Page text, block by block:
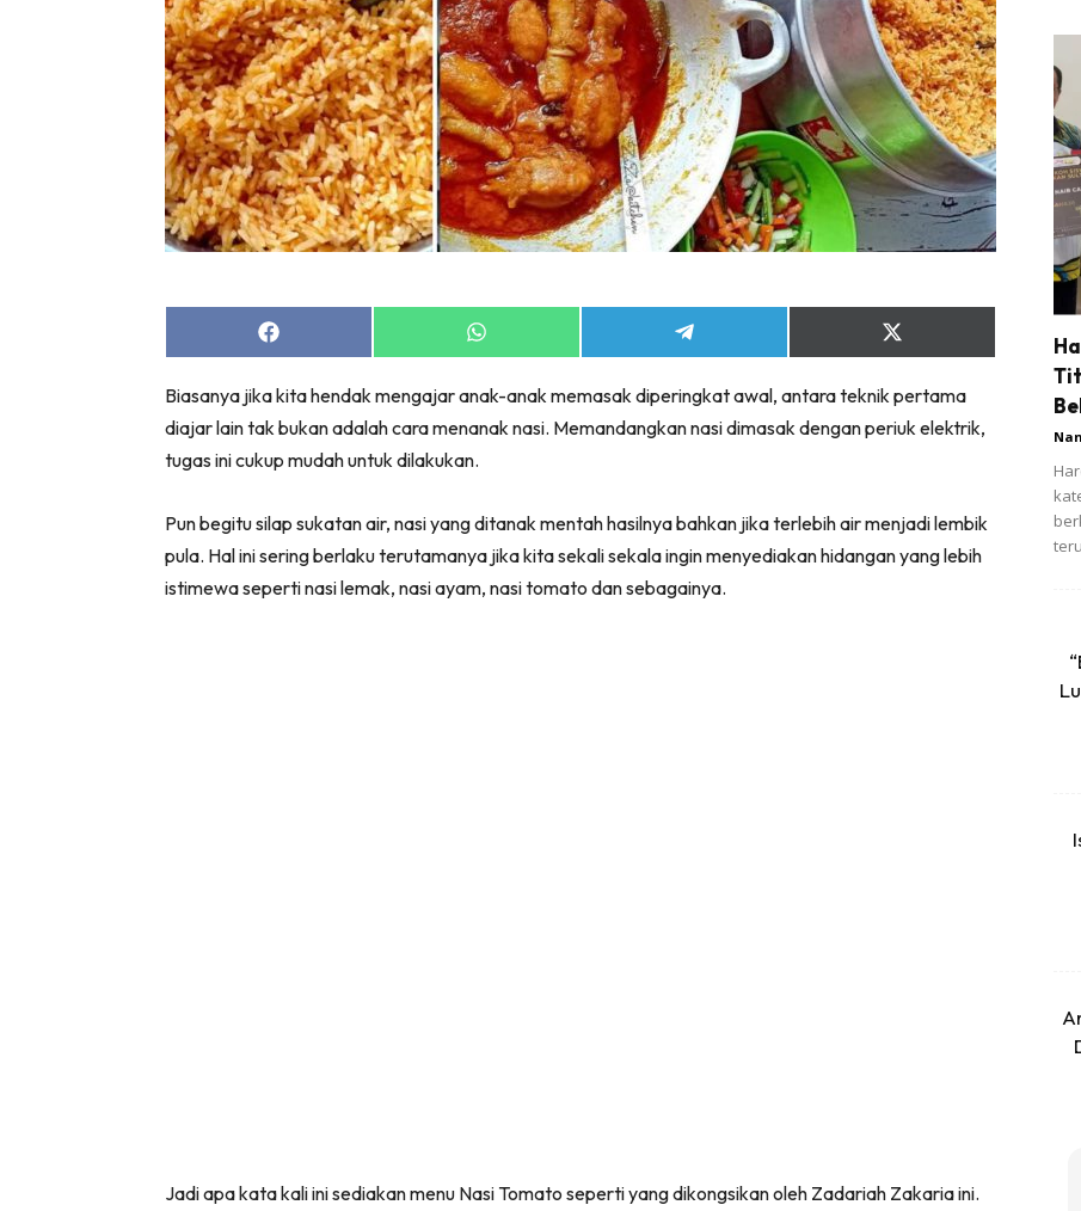
Share
on
Share
on
Share
on
Share
on
(Twitter)
Biasanya jika kita hendak mengajar anak-anak memasak diperingkat awal, antara teknik pertama
diajar lain tak bukan adalah cara menanak nasi. Memandangkan nasi dimasak dengan periuk elektrik,
tugas ini cukup mudah untuk dilakukan.
Pun begitu silap sukatan air, nasi yang ditanak mentah hasilnya bahkan jika terlebih air menjadi lembik
pula. Hal ini sering berlaku terutamanya jika kita sekali sekala ingin menyediakan hidangan yang lebih
istimewa seperti nasi lemak, nasi ayam, nasi tomato dan sebagainya.
Jadi apa kata kali ini sediakan menu Nasi Tomato seperti yang dikongsikan oleh Zadariah Zakaria ini.